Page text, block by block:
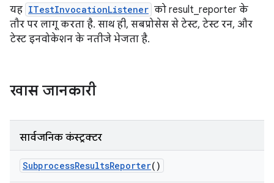
यह ITestInvocationListener को result_reporter के
तौर पर लागू करता है. साथ ही, सबप्रोसेस से टेस्ट, टेस्ट रन, और
टेस्ट इनवोकेशन के नतीजे भेजता है.
खास जानकारी
सार्वजनिक कंस्ट्रक्टर
SubprocessResultsReporter()